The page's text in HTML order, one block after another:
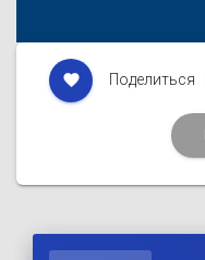
favorite Поделиться